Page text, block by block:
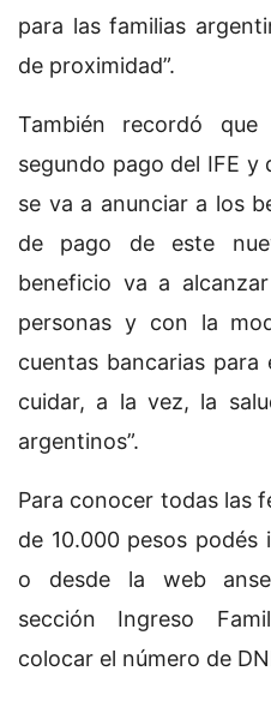
para las familias
de proximidad”.
También recordó
segundo pago del IFE y
se va a anunciar a los
de pago de este
beneficio va a
personas y con la
cuentas bancarias
cuidar, a la vez, la
argentinos”.
Para conocer todas las
de 10.000 pesos podés
o desde la web
sección Ingreso
colocar el número de